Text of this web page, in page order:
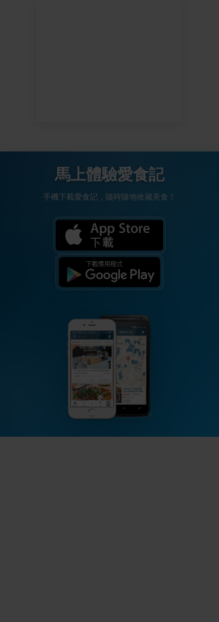
馬上體驗愛食記
手機下載愛食記，隨時隨地收藏美食！